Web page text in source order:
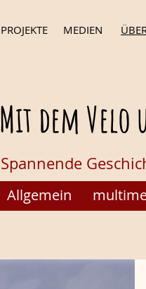
PROJEKTE MEDIEN
Mit dem Velo
Spannende
Allgemein